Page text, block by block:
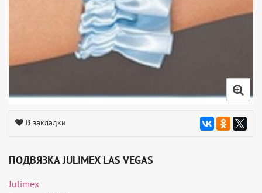
В закладки
ПОДВЯЗКА JULIMEX LAS VEGAS
Julimex